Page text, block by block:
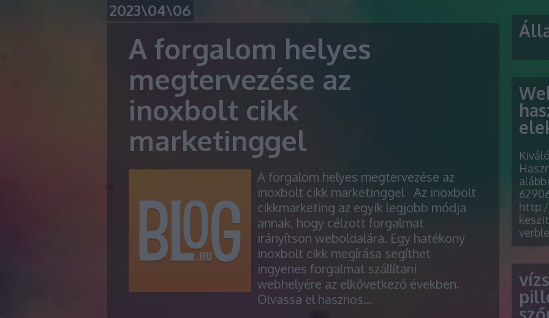
2023\04\06
A forgalom helyes
megtervezése az
inoxbolt cikk
marketinggel
A forgalom helyes megtervezése az
inoxbolt cikk marketinggel Az inoxbolt
cikkmarketing az egyik legjobb módja
annak, hogy célzott forgalmat
irányítson weboldalára. Egy hatékony
inoxbolt cikk megírása segíthet
ingyenes forgalmat szállítani
webhelyére az elkövetkező években.
Olvassa el hasznos…